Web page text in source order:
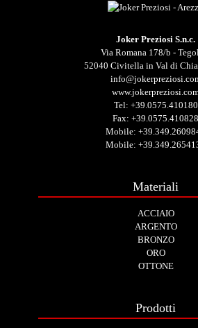
Joker Preziosi S.n.c.
Via Romana 178/b -
52040 Civitella in Val di
Tel: +39.0575.410180
Fax: +39.0575.410828
Mobile:
Mobile:
Materiali
ACCIAIO
ARGENTO
BRONZO
ORO
OTTONE
Prodotti